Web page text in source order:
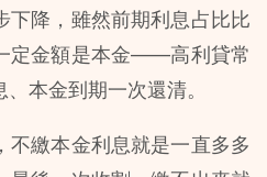
下降，雖然前期利息占比比
定金額是本金——高利貸常
本金到期一次還清。
不繳本金利息就是一直多多